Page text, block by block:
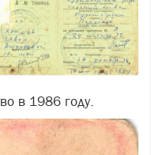
в 1986 году.